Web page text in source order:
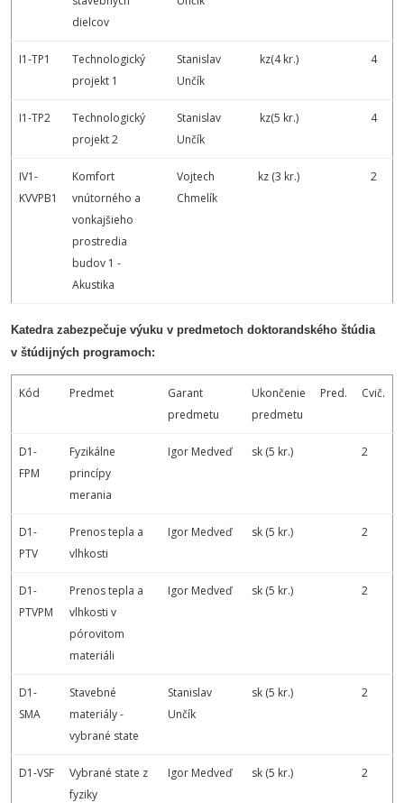
dielcov
I1-TP1
Technologický
projekt 1
Stanislav
Unčík
kz(4 kr.) 4
I1-TP2
Technologický
projekt 2
Stanislav
Unčík
kz(5 kr.) 4
IV1-
KVVPB1
Komfort
vnútorného a
vonkajšieho
prostredia
budov 1 -
Akustika
Vojtech
Chmelík
kz (3 kr.) 2
Katedra zabezpečuje výuku v predmetoch doktorandského štúdia
v štúdijných programoch:
Kód Predmet
Garant
predmetu
Ukončenie
predmetu
Pred. Cvič.
D1-
FPM
Fyzikálne
princípy
merania
Igor Medveď sk (5 kr.) 2
D1-
PTV
Prenos tepla a
vlhkosti
Igor Medveď sk (5 kr.) 2
D1-
PTVPM
Prenos tepla a
vlhkosti v
pórovitom
materiáli
Igor Medveď sk (5 kr.) 2
D1-
SMA
Stavebné
materiály -
vybrané state
Stanislav
Unčík
sk (5 kr.) 2
D1-VSF
Vybrané state z
fyziky
Igor Medveď sk (5 kr.) 2